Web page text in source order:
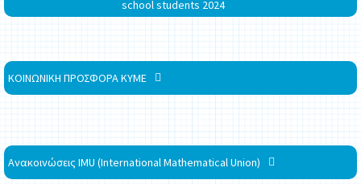
school students 2024
ΚΟΙΝΩΝΙΚΗ ΠΡΟΣΦΟΡΑ ΚΥΜΕ
Ανακοινώσεις IMU (International Mathematical Union)